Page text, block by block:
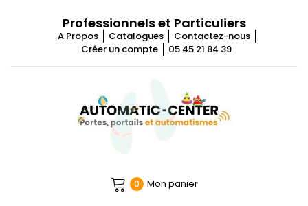
Professionnels et Particuliers
A Propos Catalogues
Contactez-nous
Créer un compte
05 45 21 84 39
0 Mon panier